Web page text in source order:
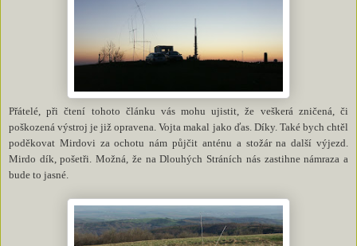
Přátelé, při čtení tohoto článku vás mohu ujistit, že veškerá zničená, či
poškozená výstroj je již opravena. Vojta makal jako ďas. Díky. Také bych chtěl
poděkovat Mirdovi za ochotu nám půjčit anténu a stožár na další výjezd.
Mirdo dík, pošetři. Možná, že na Dlouhých Stráních nás zastihne námraza a
bude to jasné.